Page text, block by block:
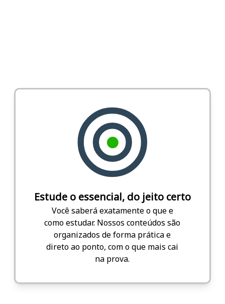
Estude o essencial, do jeito certo
Você saberá exatamente o que e
como estudar. Nossos conteúdos são
organizados de forma prática e
direto ao ponto, com o que mais cai
na prova.